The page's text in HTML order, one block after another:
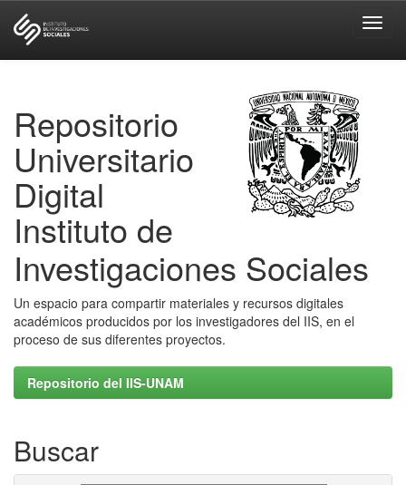
Repositorio
Universitario
Digital
Instituto de
Investigaciones Sociales
Un espacio para compartir materiales y recursos digitales
académicos producidos por los investigadores del IIS, en el
proceso de sus diferentes proyectos.
Repositorio del IIS-UNAM
Buscar